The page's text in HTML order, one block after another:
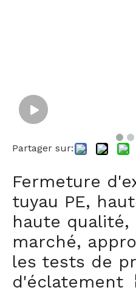
Partager sur:
Fermeture
tuyau PE,
haute qualité,
marché,
les tests de
d'éclatement